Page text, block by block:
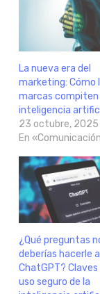
La nueva era del
marketing: Cómo
marcas compiten
inteligencia
23 octubre, 2025
En
¿Qué preguntas
deberías hacerle a
ChatGPT? Claves
uso seguro de la